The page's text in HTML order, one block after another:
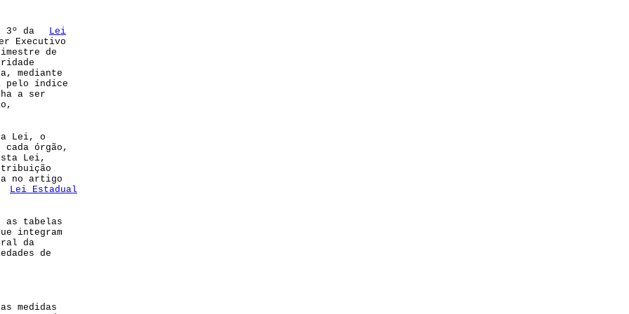
3º da
Lei
Executivo
de
mediante
pelo índice
a ser
Lei, o
órgão,
Lei,
no artigo
Lei Estadual
as tabelas
integram
da
de
medidas